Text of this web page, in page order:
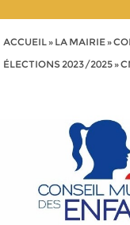
ACCUEIL» LA MAIRIE»
ÉLECTIONS 2023/2025»